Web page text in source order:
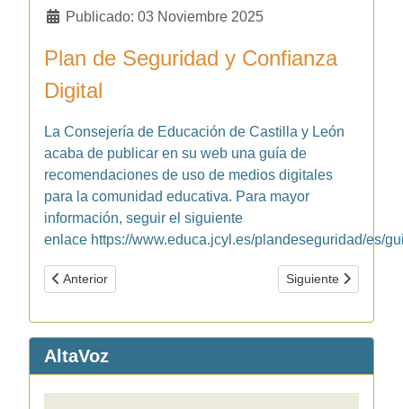
Detalles
Publicado: 03 Noviembre 2025
Plan de Seguridad y Confianza
Digital
La Consejería de Educación de Castilla y León
acaba de publicar en su web una guía de
recomendaciones de uso de medios digitales
para la comunidad educativa. Para mayor
información, seguir el siguiente
enlace https://www.educa.jcyl.es/plandeseguridad/es/
Artículo anterior: Visita a la edición ESPERANZA de Las
Anterior Artículo siguiente:
Siguiente
AltaVoz